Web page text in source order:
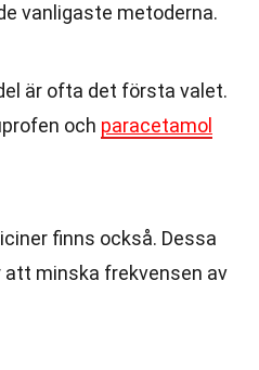
vanligaste metoderna.
är ofta det första valet.
och paracetamol
finns också. Dessa
minska frekvensen av